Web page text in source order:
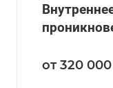
от 320 000